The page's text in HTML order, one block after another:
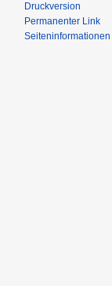
Druckversion
Permanenter Link
Seiten­informationen